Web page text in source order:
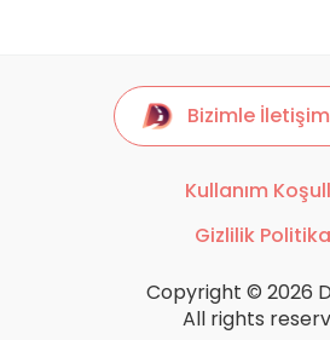
Bizimle
Kullanım
Gizlilik
Copyright © 2026
All rights